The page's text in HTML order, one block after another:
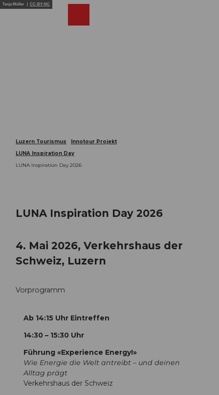
Z
Tanja Müller | CC-BY-NC
Luzern Tourismus
Innotour Projekt
LUNA Inspiration Day
LUNA Inspiration Day 2026
LUNA Inspiration Day 2026
4. Mai 2026, Verkehrshaus der
Schweiz, Luzern
Vorprogramm
Ab 14:15 Uhr Eintreffen
14:30 – 15:30 Uhr
Führung «Experience Energy!»
Wie Energie die Welt antreibt – und deinen
Alltag prägt
Verkehrshaus der Schweiz